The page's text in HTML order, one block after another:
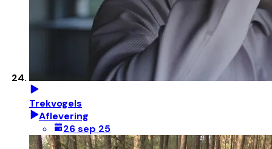
Trekvogels
Aflevering
26 sep 25